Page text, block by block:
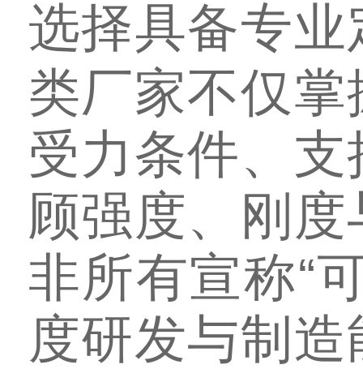
选择具备专
类厂家不仅
受力条件、
顾强度、刚
非所有宣称“
度研发与制